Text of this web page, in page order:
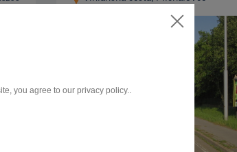
you agree to our privacy policy..